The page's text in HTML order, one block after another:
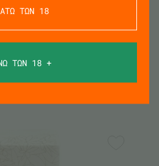
ΤΩΝ 18
ΤΩΝ 18 +
με Κανναβιδιόλη (CBD)
€19.50